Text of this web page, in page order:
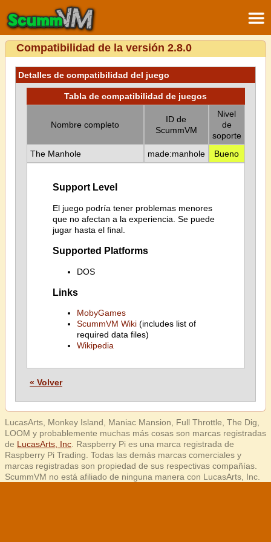
Compatibilidad de la versión 2.8.0
Detalles de compatibilidad del juego
Tabla de compatibilidad de juegos
Nombre completo
ID de
ScummVM
Nivel
de
soporte
The Manhole
made:manhole Bueno
Support Level
El juego podría tener problemas menores
que no afectan a la experiencia. Se puede
jugar hasta el final.
Supported Platforms
DOS
Links
MobyGames
ScummVM Wiki(includes list of
required data files)
Wikipedia
« Volver
LucasArts, Monkey Island, Maniac Mansion, Full Throttle, The Dig,
LOOM y probablemente muchas más cosas son marcas registradas
de LucasArts, Inc . Raspberry Pi es una marca registrada de
Raspberry Pi Trading. Todas las demás marcas comerciales y
marcas registradas son propiedad de sus respectivas compañías.
ScummVM no está afiliado de ninguna manera con LucasArts, Inc.